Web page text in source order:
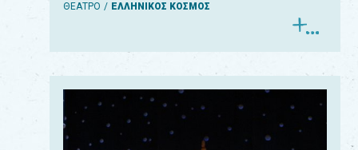
ΘΕΑΤΡΟ ΕΛΛΗΝΙΚΟΣ ΚΟΣΜΟΣ